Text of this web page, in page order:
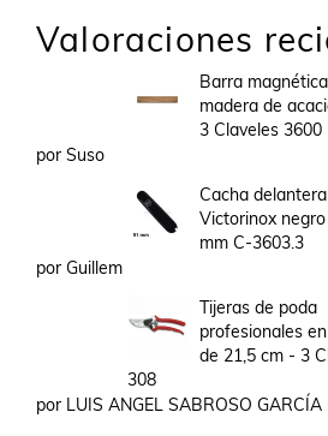
Valoraciones
Barra
madera de
3 Claveles 3600
por Suso
Cacha delantera
Victorinox
mm C-3603.3
por Guillem
Tijeras de poda
profesionales
de 21,5 cm - 3
308
por LUIS ANGEL SABROSO GARCÍA